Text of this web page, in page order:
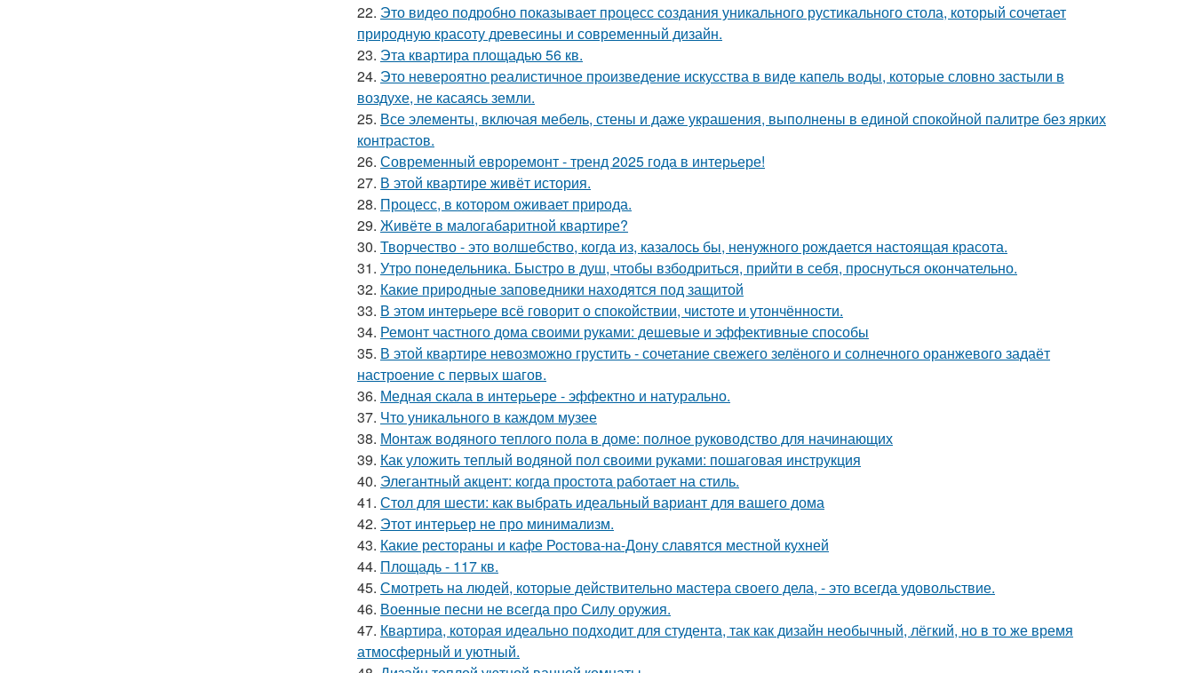
22. Это видео подробно показывает процесс создания уникального рустикального стола, который сочетает
природную красоту древесины и современный дизайн.
23. Эта квартира площадью 56 кв.
24. Это невероятно реалистичное произведение искусства в виде капель воды, которые словно застыли в
воздухе, не касаясь земли.
25. Все элементы, включая мебель, стены и даже украшения, выполнены в единой спокойной палитре без ярких
контрастов.
26. Современный евроремонт - тренд 2025 года в интерьере!
27. В этой квартире живёт история.
28. Процесс, в котором оживает природа.
29. Живёте в малогабаритной квартире?
30. Творчество - это волшебство, когда из, казалось бы, ненужного рождается настоящая красота.
31. Утро понедельника. Быстро в душ, чтобы взбодриться, прийти в себя, проснуться окончательно.
32. Какие природные заповедники находятся под защитой
33. В этом интерьере всё говорит о спокойствии, чистоте и утончённости.
34. Ремонт частного дома своими руками: дешевые и эффективные способы
35. В этой квартире невозможно грустить - сочетание свежего зелёного и солнечного оранжевого задаёт
настроение с первых шагов.
36. Медная скала в интерьере - эффектно и натурально.
37. Что уникального в каждом музее
38. Монтаж водяного теплого пола в доме: полное руководство для начинающих
39. Как уложить теплый водяной пол своими руками: пошаговая инструкция
40. Элегантный акцент: когда простота работает на стиль.
41. Стол для шести: как выбрать идеальный вариант для вашего дома
42. Этот интерьер не про минимализм.
43. Какие рестораны и кафе Ростова-на-Дону славятся местной кухней
44. Площадь - 117 кв.
45. Смотреть на людей, которые действительно мастера своего дела, - это всегда удовольствие.
46. Военные песни не всегда про Силу оружия.
47. Квартира, которая идеально подходит для студента, так как дизайн необычный, лёгкий, но в то же время
атмосферный и уютный.